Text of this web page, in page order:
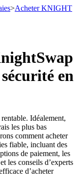
>Acheter KNIGHT
en
Idéalement,
les plus bas
comment acheter
fiable, incluant des
de paiement, les
les conseils d’experts
d’acheter